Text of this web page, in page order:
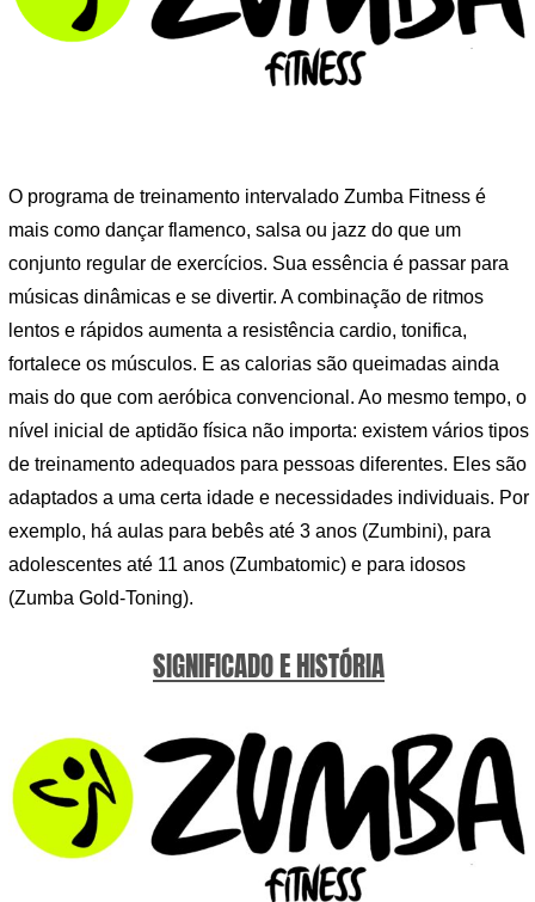
O programa de treinamento intervalado Zumba Fitness é
mais como dançar flamenco, salsa ou jazz do que um
conjunto regular de exercícios. Sua essência é passar para
músicas dinâmicas e se divertir. A combinação de ritmos
lentos e rápidos aumenta a resistência cardio, tonifica,
fortalece os músculos. E as calorias são queimadas ainda
mais do que com aeróbica convencional. Ao mesmo tempo, o
nível inicial de aptidão física não importa: existem vários tipos
de treinamento adequados para pessoas diferentes. Eles são
adaptados a uma certa idade e necessidades individuais. Por
exemplo, há aulas para bebês até 3 anos (Zumbini), para
adolescentes até 11 anos (Zumbatomic) e para idosos
(Zumba Gold-Toning).
SIGNIFICADO E HISTÓRIA